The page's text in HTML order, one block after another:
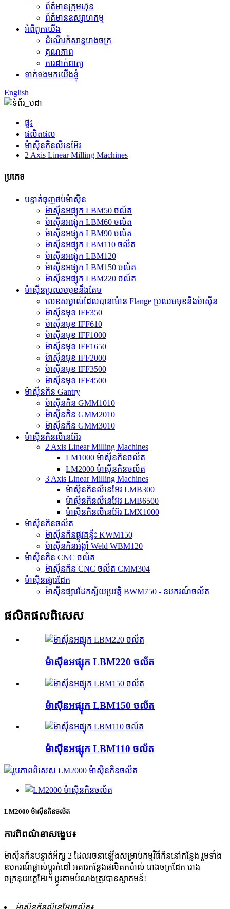
ព័ត៌មានក្រុមហ៊ុន
ព័ត៌មានឧស្សាហកម្ម
អំពីពួកយើង
ដំណើរកំសាន្តរោងចក្រ
គុណភាព
ការដាក់ពាក្យ
ទាក់ទងមកយើងខ្ញុំ
English
ផ្ទះ
ផលិតផល
ម៉ាស៊ីនកិនលីនេអ៊ែរ
2 Axis Linear Milling Machines
ប្រភេទ
បន្ទាត់ធុញថប់ម៉ាស៊ីន
ម៉ាស៊ីនអផ្សុក LBM50 ចល័ត
ម៉ាស៊ីនអផ្សុក LBM60 ចល័ត
ម៉ាស៊ីនអផ្សុក LBM90 ចល័ត
ម៉ាស៊ីនអផ្សុក LBM110 ចល័ត
ម៉ាស៊ីនអផ្សុក LBM120
ម៉ាស៊ីនអផ្សុក LBM150 ចល័ត
ម៉ាស៊ីនអផ្សុក LBM220 ចល័ត
ម៉ាស៊ីនប្រឈមមុខនឹងគែម
លេខសម្គាល់ដែលបានម៉ោន Flange ប្រឈមមុខនឹងម៉ាស៊ីន
ម៉ាស៊ីនមុខ IFF350
ម៉ាស៊ីនមុខ IFF610
ម៉ាស៊ីនមុខ IFF1000
ម៉ាស៊ីនមុខ IFF1650
ម៉ាស៊ីនមុខ IFF2000
ម៉ាស៊ីនមុខ IFF3500
ម៉ាស៊ីនមុខ IFF4500
ម៉ាស៊ីនកិន Gantry
ម៉ាស៊ីនកិន GMM1010
ម៉ាស៊ីនកិន GMM2010
ម៉ាស៊ីនកិន GMM3010
ម៉ាស៊ីនកិនលីនេអ៊ែរ
2 Axis Linear Milling Machines
LM1000 ម៉ាស៊ីនកិនចល័ត
LM2000 ម៉ាស៊ីនកិនចល័ត
3 Axis Linear Milling Machines
ម៉ាស៊ីនកិនលីនេអ៊ែរ LMB300
ម៉ាស៊ីនកិនលីនេអ៊ែរ LMB6500
ម៉ាស៊ីនកិនលីនេអ៊ែរ LMX1000
ម៉ាស៊ីនកិនចល័ត
ម៉ាស៊ីនកិនផ្លូវគន្លឹះ KWM150
ម៉ាស៊ីនកិនអង្កាំ Weld WBM120
ម៉ាស៊ីនកិន CNC ចល័ត
ម៉ាស៊ីនកិន CNC ចល័ត CMM304
ម៉ាស៊ីនផ្សារដែក
ម៉ាស៊ីនផ្សារដែកស្វ័យប្រវត្តិ BWM750 - ឧបករណ៍ចល័ត
ផលិតផលពិសេស
ម៉ាស៊ីនអផ្សុក LBM220 ចល័ត
ម៉ាស៊ីនអផ្សុក LBM150 ចល័ត
ម៉ាស៊ីនអផ្សុក LBM110 ចល័ត
LM2000 ម៉ាស៊ីនកិនចល័ត
ការពិពណ៌នាសង្ខេប៖
ម៉ាស៊ីនកិនបន្ទាត់អ័ក្ស 2 ដែលរចនាឡើងសម្រាប់កម្មវិធីកិននៅកន្លែង រួមទាំង
ឧបករណ៍ផ្លាស់ប្តូរកំដៅ អគារកន្លែងផលិតកប៉ាល់ រោងចក្រដែក រោង
ចក្រនុយក្លេអ៊ែរ។ ប្ដូរតាមបំណងត្រូវបានស្វាគមន៍!
ម៉ាស៊ីនកិនលីនេអ៊ែរចល័ត៖